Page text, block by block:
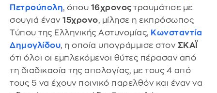
Πετρούπολη, όπου 16χρονος τραυμάτισε με
σουγιά έναν 15χρονο, μίλησε η εκπρόσωπος
Τύπου της Ελληνικής Αστυνομίας, Κωνσταντία
Δημογλίδου, η οποία υπογράμμισε στον ΣΚΑΪ
ότι όλοι οι εμπλεκόμενοι θύτες πέρασαν από
τη διαδικασία της απολογίας, με τους 4 από
τους 5 να έχουν ποινικό παρελθόν και έναν να